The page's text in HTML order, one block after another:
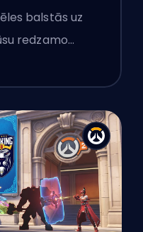
balstās uz
redzamo…